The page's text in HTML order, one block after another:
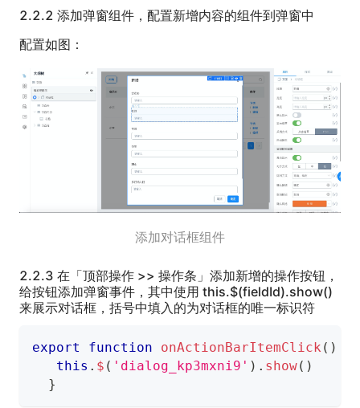
2.2.2 添加弹窗组件，配置新增内容的组件到弹窗中
配置如图：
添加对话框组件
2.2.3 在「顶部操作 >> 操作条」添加新增的操作按钮，
给按钮添加弹窗事件，其中使用 this.$(fieldId).show()
来展示对话框，括号中填入的为对话框的唯一标识符
export function onActionBarItemClick ( )
this . $ ( 'dialog_kp3mxni9' ) . show( )
}